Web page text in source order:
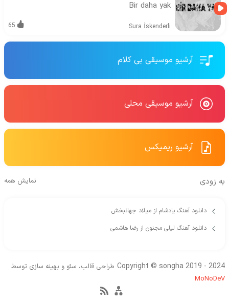
Bir daha yak
Sura İskenderli
65
آرشیو موسیقی بی کلام
آرشیو موسیقی محلی
آرشیو ریمیکس
به زودی نمایش همه
دانلود آهنگ یادشام از میلاد جهانبخش
دانلود آهنگ لیلی مجنون از رضا هاشمی
Copyright © songha 2019 - 2024 طراحی قالب، سئو و بهینه سازی توسط
MoNoDeV